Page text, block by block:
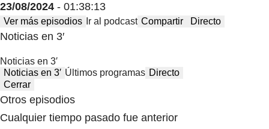
23/08/2024 - 01:38:13
Ver más episodios Ir al podcast Compartir Directo
Noticias en 3′
Noticias en 3′
Noticias en 3′ Últimos programas Directo
Cerrar
Otros episodios
Cualquier tiempo pasado fue anterior